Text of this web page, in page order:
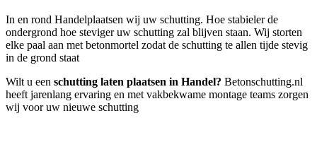
In en rond Handelplaatsen wij uw schutting. Hoe stabieler de
ondergrond hoe steviger uw schutting zal blijven staan. Wij storten
elke paal aan met betonmortel zodat de schutting te allen tijde stevig
in de grond staat
Wilt u een schutting laten plaatsen in Handel? Betonschutting.nl
heeft jarenlang ervaring en met vakbekwame montage teams zorgen
wij voor uw nieuwe schutting